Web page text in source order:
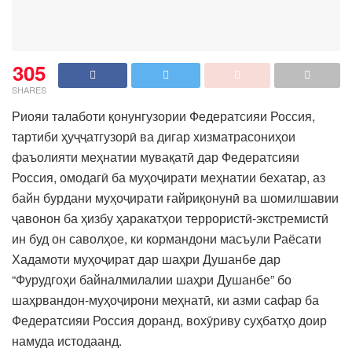
305
SHARES
Риояи талаботи қонунгузории Федератсияи Россия,
тартиби ҳуҷҷатгузорӣ ва дигар хизматрасониҳои
фаъолияти меҳнатии мувақатӣ дар Федератсияи
Россия, омодагӣ ба муҳоҷирати меҳнатии бехатар, аз
байн бурдани муҳоҷирати ғайриқонунӣ ва шомилшавии
ҷавонон ба ҳизбу ҳаракатҳои террористӣ-экстремистӣ
ин буд он саволҳое, ки кормандони масъули Раёсати
Хадамоти муҳоҷират дар шаҳри Душанбе дар
“Фурудгоҳи байналмилалии шаҳри Душанбе” бо
шаҳрвандон-муҳоҷирони меҳнатӣ, ки азми сафар ба
Федератсияи Россия доранд, вохӯриву суҳбатҳо доир
намуда истодаанд.